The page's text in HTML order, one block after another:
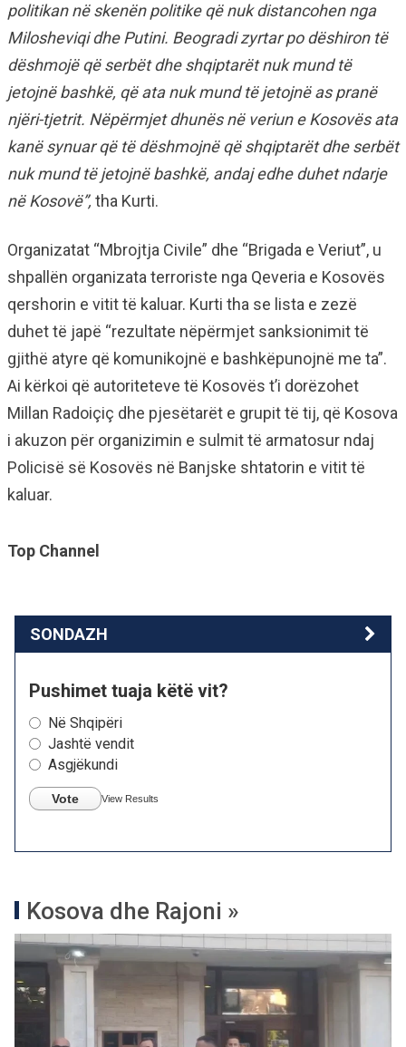
politikan në skenën politike që nuk distancohen nga
Milosheviqi dhe Putini. Beogradi zyrtar po dëshiron të
dëshmojë që serbët dhe shqiptarët nuk mund të
jetojnë bashkë, që ata nuk mund të jetojnë as pranë
njëri-tjetrit. Nëpërmjet dhunës në veriun e Kosovës ata
kanë synuar që të dëshmojnë që shqiptarët dhe serbët
nuk mund të jetojnë bashkë, andaj edhe duhet ndarje
në Kosovë”, tha Kurti.
Organizatat “Mbrojtja Civile” dhe “Brigada e Veriut”, u
shpallën organizata terroriste nga Qeveria e Kosovës
qershorin e vitit të kaluar. Kurti tha se lista e zezë
duhet të japë “rezultate nëpërmjet sanksionimit të
gjithë atyre që komunikojnë e bashkëpunojnë me ta”.
Ai kërkoi që autoriteteve të Kosovës t’i dorëzohet
Millan Radoiçiç dhe pjesëtarët e grupit të tij, që Kosova
i akuzon për organizimin e sulmit të armatosur ndaj
Policisë së Kosovës në Banjske shtatorin e vitit të
kaluar.
Top Channel
SONDAZH
Pushimet tuaja këtë vit?
Në Shqipëri
Jashtë vendit
Asgjëkundi
Vote View Results
Kosova dhe Rajoni »